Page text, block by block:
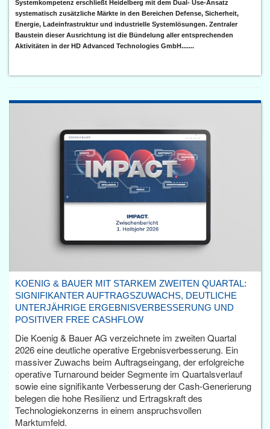
Systemkompetenz erschließt Heidelberg mit dem Dual- Use-Ansatz
systematisch zusätzliche Märkte in den Bereichen Defense, Sicherheit,
Energie, Ladeinfrastruktur und industrielle Systemlösungen. Zentraler
Baustein dieser Ausrichtung ist die Bündelung aller entsprechenden
Aktivitäten in der HD Advanced Technologies GmbH.......
KOENIG & BAUER MIT STARKEM ZWEITEN QUARTAL:
SIGNIFIKANTER AUFTRAGSZUWACHS, DEUTLICHE
UNTERJÄHRIGE ERGEBNISVERBESSERUNG UND
POSITIVER FREE CASHFLOW
Die Koenig & Bauer AG verzeichnete im zweiten Quartal
2026 eine deutliche operative Ergebnisverbesserung. Ein
massiver Zuwachs beim Auftragseingang, der erfolgreiche
operative Turnaround beider Segmente im Quartalsverlauf
sowie eine signifikante Verbesserung der Cash-Generierung
belegen die hohe Resilienz und Ertragskraft des
Technologiekonzerns in einem anspruchsvollen
Marktumfeld.